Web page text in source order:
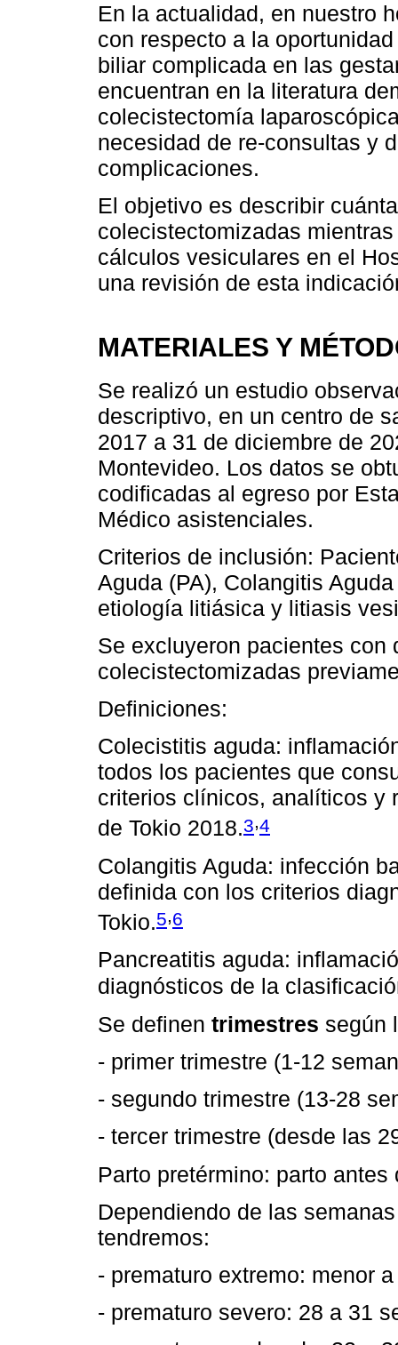
En la actualidad, en nuestro
con respecto a la
biliar complicada en las
encuentran en la literatura
colecistectomía
necesidad de re-consultas y
complicaciones.
El objetivo es describir
colecistectomizadas
cálculos vesiculares en el
una revisión de esta
MATERIALES Y
Se realizó un estudio
descriptivo, en un centro de
2017 a 31 de diciembre de
Montevideo. Los datos se
codificadas al egreso por
Médico asistenciales.
Criterios de inclusión:
Aguda (PA), Colangitis
etiología litiásica y litiasis
Se excluyeron pacientes
colecistectomizadas
Definiciones:
Colecistitis aguda:
todos los pacientes que
criterios clínicos, analíticos y
de Tokio 2018.3,4
Colangitis Aguda: infección
definida con los criterios
Tokio.5,6
Pancreatitis aguda:
diagnósticos de la
Se definen trimestres según
- primer trimestre (1-12
- segundo trimestre (13-28
- tercer trimestre (desde las
Parto pretérmino: parto
Dependiendo de las
tendremos:
- prematuro extremo: menor
- prematuro severo: 28 a 31